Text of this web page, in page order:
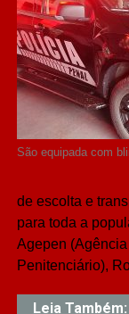
São equipada com
de escolta e
para toda a
Agepen
Penitenciário),
Leia Também: